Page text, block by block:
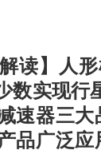
解读】人
数实现行
速器三大
品广泛